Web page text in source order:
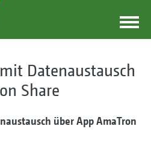
Datenaustausch
Share
über App AmaTron